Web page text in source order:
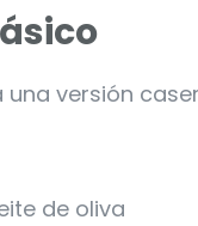
versión
de oliva